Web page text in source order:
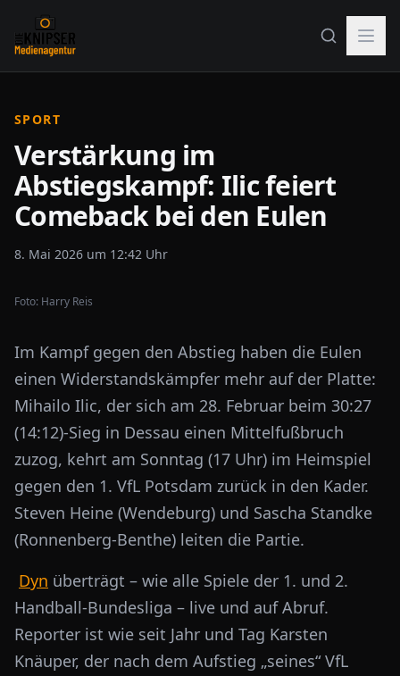
SPORT
Verstärkung im
Abstiegskampf: Ilic feiert
Comeback bei den Eulen
8. Mai 2026 um 12:42 Uhr
Foto: Harry Reis
Im Kampf gegen den Abstieg haben die Eulen
einen Widerstandskämpfer mehr auf der Platte:
Mihailo Ilic, der sich am 28. Februar beim 30:27
(14:12)-Sieg in Dessau einen Mittelfußbruch
zuzog, kehrt am Sonntag (17 Uhr) im Heimspiel
gegen den 1. VfL Potsdam zurück in den Kader.
Steven Heine (Wendeburg) und Sascha Standke
(Ronnenberg-Benthe) leiten die Partie.
Dyn überträgt – wie alle Spiele der 1. und 2.
Handball-Bundesliga – live und auf Abruf.
Reporter ist wie seit Jahr und Tag Karsten
Knäuper, der nach dem Aufstieg „seines“ VfL